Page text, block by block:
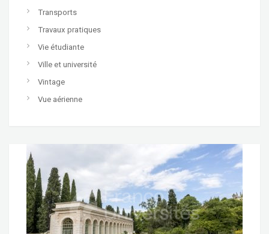
Transports
Travaux pratiques
Vie étudiante
Ville et université
Vintage
Vue aérienne